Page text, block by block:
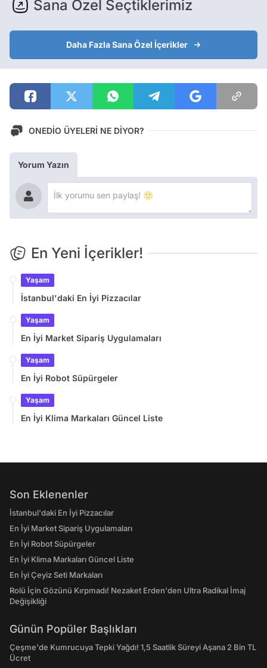
Sana Özel Seçtiklerimiz
Daha Fazla Sana Özel İçerikler
ONEDİO ÜYELERİ NE DİYOR?
Yorum Yazın
En Yeni İçerikler!
Yaşam
İstanbul'daki En İyi Pizzacılar
Yaşam
En İyi Market Sipariş Uygulamaları
Yaşam
En İyi Robot Süpürgeler
Yaşam
En İyi Klima Markaları Güncel Liste
Son Eklenenler
İstanbul'daki En İyi Pizzacılar
En İyi Market Sipariş Uygulamaları
En İyi Robot Süpürgeler
En İyi Klima Markaları Güncel Liste
En İyi Çeyiz Seti Markaları
Rolü İçin Gözünü Kırpmadı! Nezaket Erden'den Ultra Radikal İmaj
Değişikliği
Günün Popüler Başlıkları
Çeşme'de Kumrucuya Tepki Yağdı! 1,5 Saatlik Süreyi Aşana 2 Bin TL
Ücret